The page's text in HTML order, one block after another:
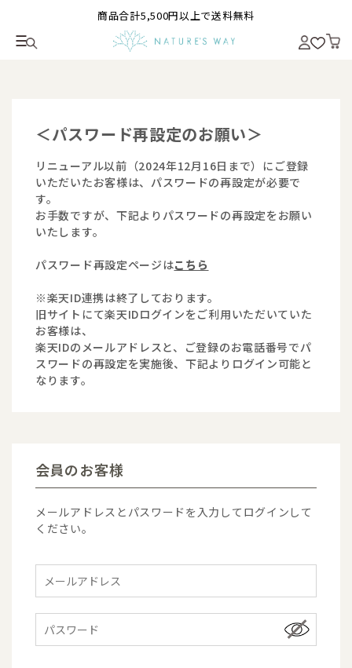
商品合計5,500円以上で送料無料
＜パスワード再設定のお願い＞
リニューアル以前（2024年12月16日まで）にご登録
いただいたお客様は、パスワードの再設定が必要で
す。
お手数ですが、下記よりパスワードの再設定をお願い
いたします。
パスワード再設定ページはこちら
※楽天ID連携は終了しております。
旧サイトにて楽天IDログインをご利用いただいていた
お客様は、
楽天IDのメールアドレスと、ご登録のお電話番号でパ
スワードの再設定を実施後、下記よりログイン可能と
なります。
会員のお客様
メールアドレスとパスワードを入力してログインして
ください。